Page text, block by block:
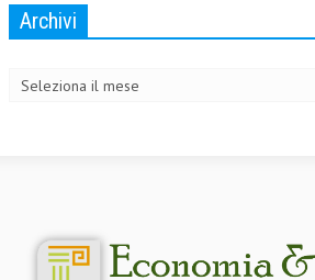
Archivi